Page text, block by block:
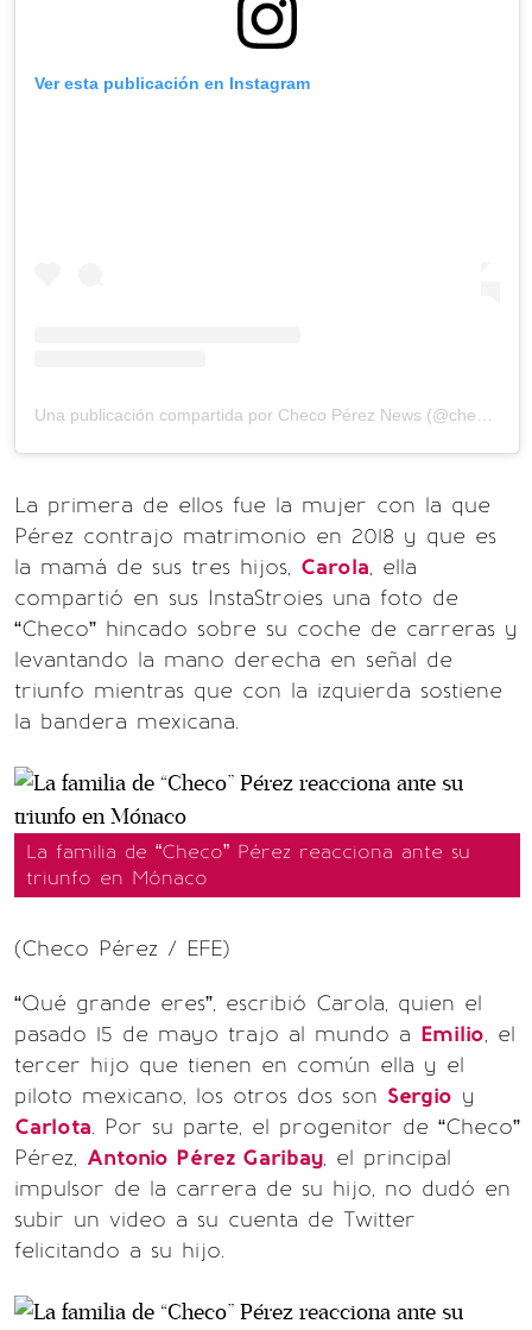
Ver esta publicación en Instagram
La primera de ellos fue la mujer con la que
Pérez contrajo matrimonio en 2018 y que es
la mamá de sus tres hijos, Carola, ella
compartió en sus InstaStroies una foto de
“Checo” hincado sobre su coche de carreras y
levantando la mano derecha en señal de
triunfo mientras que con la izquierda sostiene
la bandera mexicana.
La familia de “Checo” Pérez reacciona ante su
triunfo en Mónaco
(Checo Pérez / EFE)
“Qué grande eres”, escribió Carola, quien el
pasado 15 de mayo trajo al mundo a Emilio, el
tercer hijo que tienen en común ella y el
piloto mexicano, los otros dos son Sergio y
Carlota. Por su parte, el progenitor de “Checo”
Pérez, Antonio Pérez Garibay, el principal
impulsor de la carrera de su hijo, no dudó en
subir un video a su cuenta de Twitter
felicitando a su hijo.